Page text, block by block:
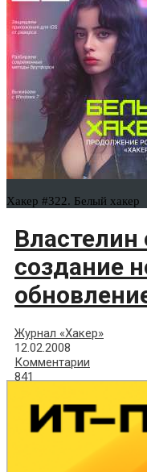
Хакер #322. Белый хакер
создание
Журнал «Хакер»
12.02.2008
Комментарии
841